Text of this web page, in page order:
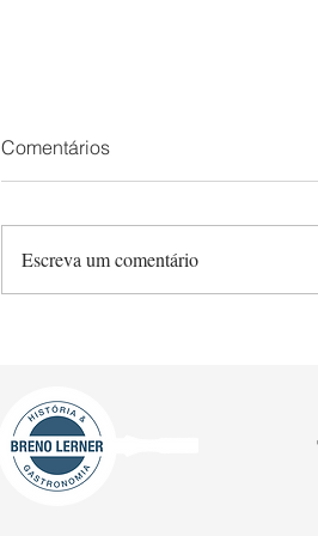
Comentários
Escreva um comentário